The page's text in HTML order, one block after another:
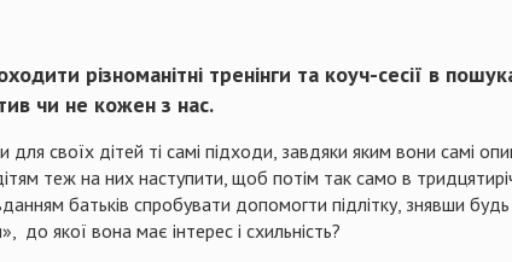
різноманітні тренінги та коуч-сесії в
чи не кожен з нас.
своїх дітей ті самі підходи, завдяки яким вони самі
теж на них наступити, щоб потім так само в
батьків спробувати допомогти підлітку, знявши
якої вона має інтерес і схильність?